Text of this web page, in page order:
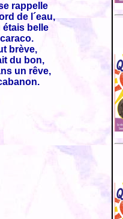
rappelle
de l´eau,
étais belle
brève,
du bon,
un rêve,